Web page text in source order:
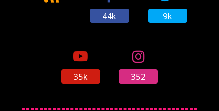
44k 9k
35k 352